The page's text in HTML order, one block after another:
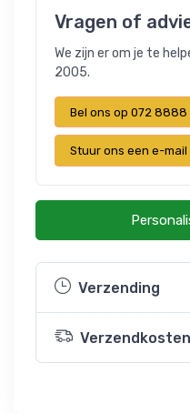
Vragen of
We zijn er om je te
2005.
Bel ons op 072 8888
Stuur ons een e-mail
Verzending
Verzendkosten